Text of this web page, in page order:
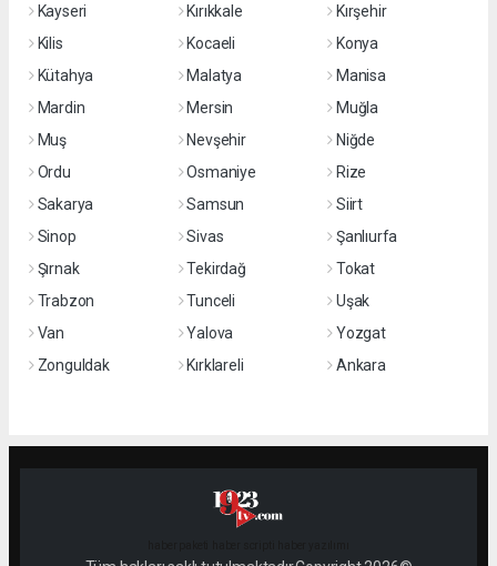
Kayseri
Kırıkkale
Kırşehir
Kilis
Kocaeli
Konya
Kütahya
Malatya
Manisa
Mardin
Mersin
Muğla
Muş
Nevşehir
Niğde
Ordu
Osmaniye
Rize
Sakarya
Samsun
Siirt
Sinop
Sivas
Şanlıurfa
Şırnak
Tekirdağ
Tokat
Trabzon
Tunceli
Uşak
Van
Yalova
Yozgat
Zonguldak
Kırklareli Ankara